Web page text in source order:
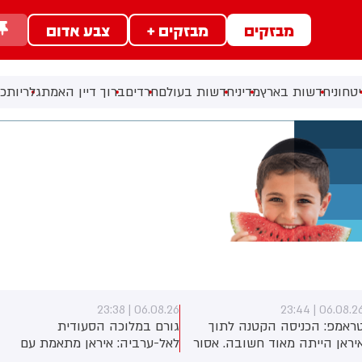
מבזקים מבזקים + צבע אדום
חדשות בארץמדיניחדשות בעולםחרדיםברוך דיין האמתגלריות
06.08.26 |
הכניסה הקטנה לתוך
הייתה מאוד חשובה. אסור
06.08.26 | 23:38
גורם במלוכה הסעודית
לאל-ערביה: איראן מתאמת עם